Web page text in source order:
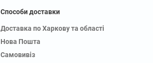
Способи доставки
Доставка по Харкову та області
Нова Пошта
Самовивіз